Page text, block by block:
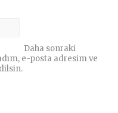
Daha sonraki
e-posta adresim ve